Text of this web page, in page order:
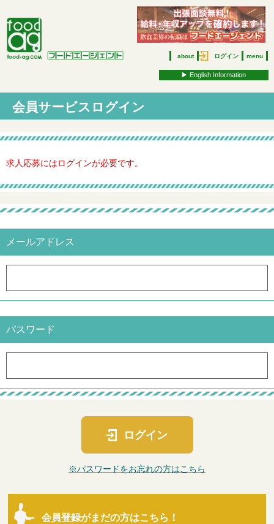
about ログイン menu
▶︎ English Information
会員サービスログイン
求人応募にはログインが必要です。
メールアドレス
パスワード
ログイン
※パスワードをお忘れの方はこちら
会員登録がまだの方はこちら！